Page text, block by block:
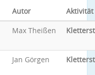
Autor
Aktivität
Max Theißen
Jan Görgen